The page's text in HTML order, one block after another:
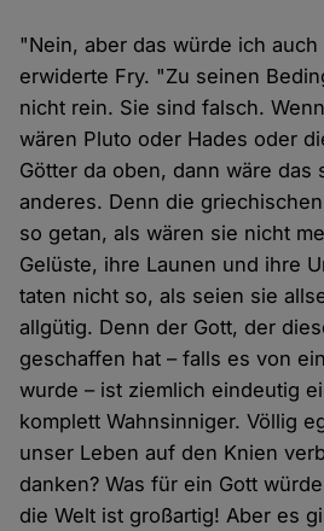
"Nein, aber das würde ich
erwiderte Fry. "Zu seinen
nicht rein. Sie sind falsch.
wären Pluto oder Hades oder
Götter da oben, dann wäre das
anderes. Denn die
so getan, als wären sie nicht
Gelüste, ihre Launen und ihre
taten nicht so, als seien sie
allgütig. Denn der Gott, der
geschaffen hat – falls es von
wurde – ist ziemlich eindeutig
komplett Wahnsinniger. Völlig
unser Leben auf den Knien
danken? Was für ein Gott
die Welt ist großartig! Aber es